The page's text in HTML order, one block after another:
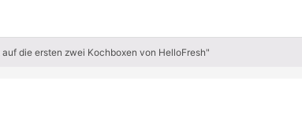
die ersten zwei Kochboxen von HelloFresh"